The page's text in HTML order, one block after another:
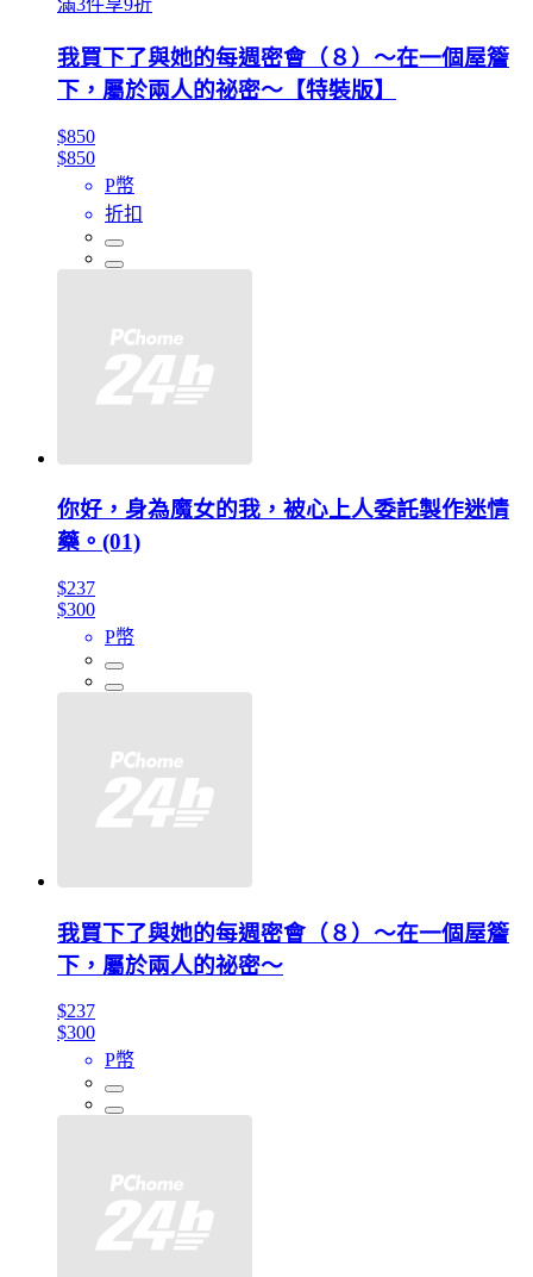
滿3件享9折
我買下了與她的每週密會（８）～在一個屋簷
下，屬於兩人的祕密～【特裝版】
$850
$850
P幣
折扣
你好，身為魔女的我，被心上人委託製作迷情
藥。(01)
$237
$300
P幣
我買下了與她的每週密會（８）～在一個屋簷
下，屬於兩人的祕密～
$237
$300
P幣